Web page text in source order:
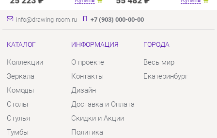
Столы
Тумбы
Шкафы
Комплектующие
Доставка и Оплата
Политика
Гарантия
Помощь
Шоурум и склад самовывоза
Адрес: г. Екатеринбург, пер.